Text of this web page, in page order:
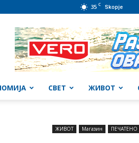
35 C Skopje
СВЕТ ЖИВОТ
ЖИВОТ Магазин